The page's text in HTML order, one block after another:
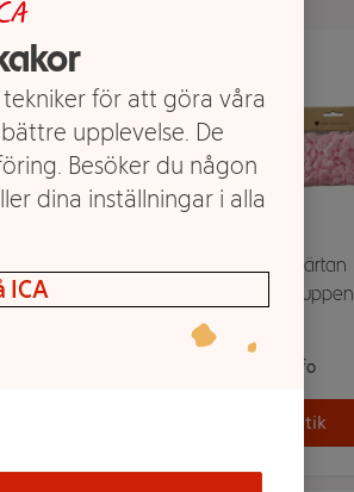
Konfetti Hjärtan
Hedlundgruppen
Mer info
Välj butik
för att göra våra
upplevelse. De
Besöker du någon
dina inställningar i alla
ICA